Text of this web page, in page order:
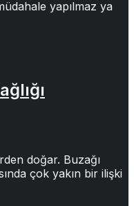
yapılmaz ya
doğar. Buzağı
çok yakın bir ilişki